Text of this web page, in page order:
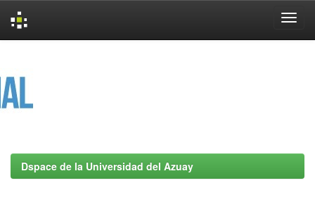
Dspace de la Universidad del Azuay